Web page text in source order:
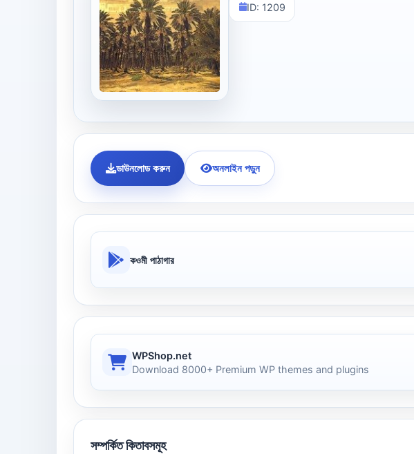
ID: 1209
ডাউনলোড করুন অনলাইন পড়ুন
কওমী পাঠাগার
WPShop.net
Download 8000+ Premium WP themes and plugins
সম্পর্কিত কিতাবসমূহ